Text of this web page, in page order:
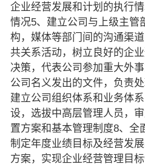
企业经营发展和计划的执行
情况5、建立公司与上级主管
构，媒体等部门间的沟通渠
共关系活动，树立良好的企
决策，代表公司参加重大外
公司名义发出的文件，负责
建立公司组织体系和业务体
设，选拔中高层管理人员，
置方案和基本管理制度8、全
制定年度业绩目标及经营发
方案，实现企业经营管理目